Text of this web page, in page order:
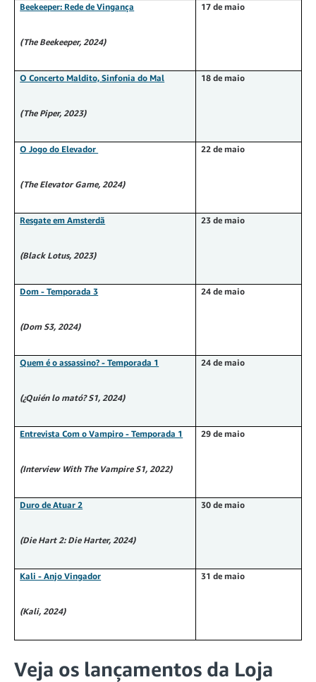
Beekeeper: Rede de Vingança
(The Beekeeper, 2024)
17 de maio
O Concerto Maldito, Sinfonia do Mal
(The Piper, 2023)
18 de maio
O Jogo do Elevador
(The Elevator Game, 2024)
22 de maio
Resgate em Amsterdã
(Black Lotus, 2023)
23 de maio
Dom - Temporada 3
(Dom S3, 2024)
24 de maio
Quem é o assassino? - Temporada 1
(¿Quién lo mató? S1, 2024)
24 de maio
Entrevista Com o Vampiro - Temporada 1
(Interview With The Vampire S1, 2022)
29 de maio
Duro de Atuar 2
(Die Hart 2: Die Harter, 2024)
30 de maio
Kali - Anjo Vingador
(Kali, 2024)
31 de maio
Veja os lançamentos da Loja